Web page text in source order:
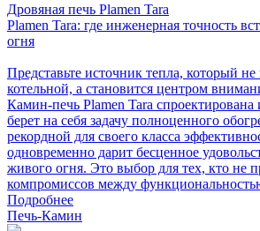
Дровяная печь Plamen Tara
Plamen Tara: где инженерная точность
огня
Представьте источник тепла, который не
котельной, а становится центром
Камин-печь Plamen Tara
берет на себя задачу полноценного
рекордной для своего класса
одновременно дарит бесценное
живого огня. Это выбор для тех, кто не
компромиссов между
Подробнее
Печь-Камин